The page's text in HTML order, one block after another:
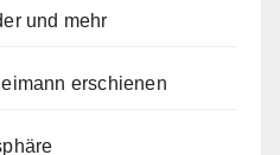
und mehr
erschienen